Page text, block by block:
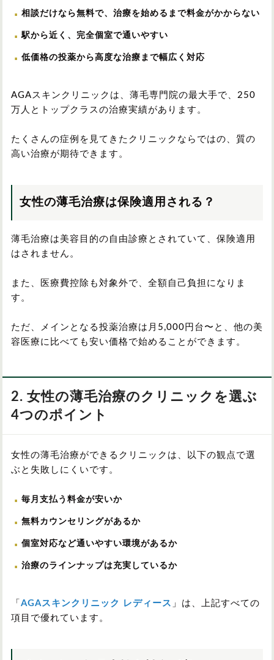
相談だけなら無料で、治療を始めるまで料金がかからない
駅から近く、完全個室で通いやすい
低価格の投薬から高度な治療まで幅広く対応
AGAスキンクリニックは、薄毛専門院の最大手で、250
万人とトップクラスの治療実績があります。
たくさんの症例を見てきたクリニックならではの、質の
高い治療が期待できます。
女性の薄毛治療は保険適用される？
薄毛治療は美容目的の自由診療とされていて、保険適用
はされません。
また、医療費控除も対象外で、全額自己負担になりま
す。
ただ、メインとなる投薬治療は月5,000円台〜と、他の美
容医療に比べても安い価格で始めることができます。
2. 女性の薄毛治療のクリニックを選ぶ
4つのポイント
女性の薄毛治療ができるクリニックは、以下の観点で選
ぶと失敗しにくいです。
毎月支払う料金が安いか
無料カウンセリングがあるか
個室対応など通いやすい環境があるか
治療のラインナップは充実しているか
「 AGAスキンクリニック レディース 」は、上記すべての
項目で優れています。